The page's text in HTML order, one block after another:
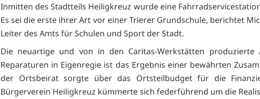
Inmitten des Stadtteils Heiligkreuz wurde eine
Es sei die erste ihrer Art vor einer Trierer Grundschule, berichtet
Leiter des Amts für Schulen und Sport der Stadt.
Die neuartige und von in den Caritas-Werkstätten produzierte
Reparaturen in Eigenregie ist das Ergebnis einer bewährten
der Ortsbeirat sorgte über das Ortsteilbudget für die
Bürgerverein Heiligkreuz kümmerte sich federführend um die